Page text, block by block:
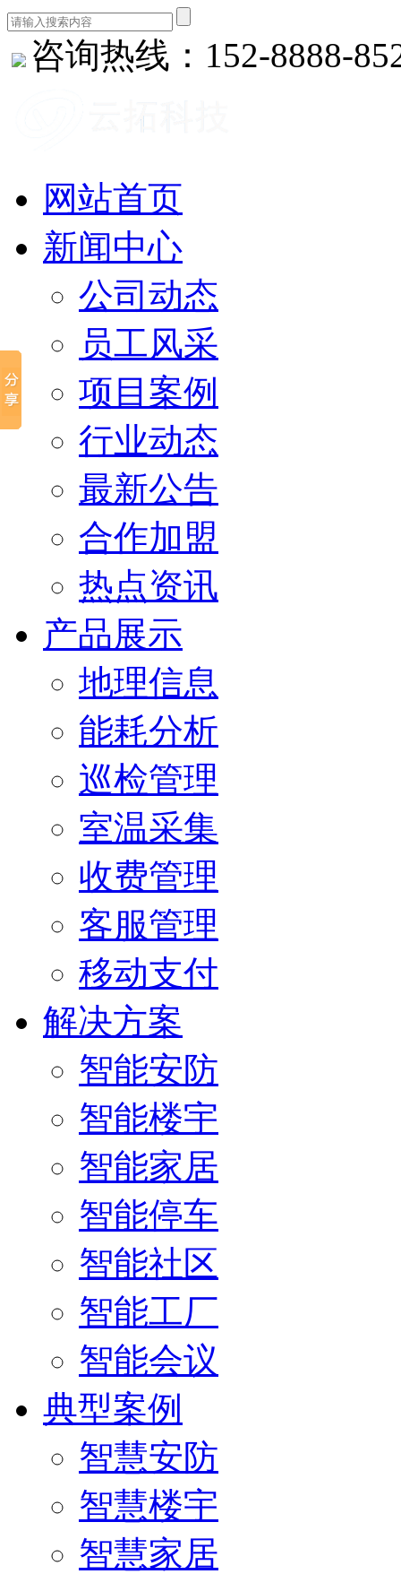
咨询热线：152-8888-
网站首页
新闻中心
公司动态
员工风采
项目案例
行业动态
最新公告
合作加盟
热点资讯
产品展示
地理信息
能耗分析
巡检管理
室温采集
收费管理
客服管理
移动支付
解决方案
智能安防
智能楼宇
智能家居
智能停车
智能社区
智能工厂
智能会议
典型案例
智慧安防
智慧楼宇
智慧家居